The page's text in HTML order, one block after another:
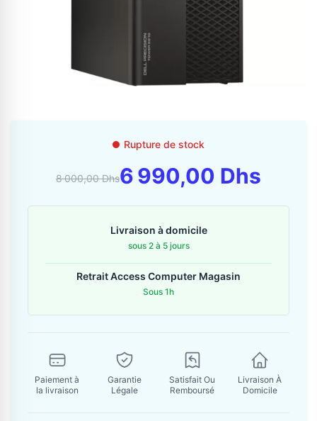
06 37 08 07 06
06 36 88 27 81
Envoyer un message
Rupture de stock
8 000,00 Dhs6 990,00 Dhs
Livraison à domicile
sous 2 à 5 jours
Retrait Access Computer Magasin
Sous 1h
Paiement à
la livraison
Garantie
Légale
Satisfait Ou
Remboursé
Livraison À
Domicile